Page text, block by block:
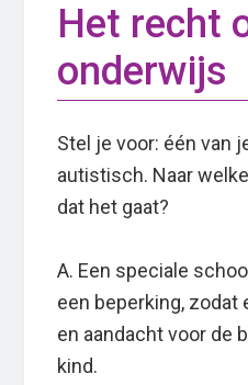
Het recht
onderwijs
Stel je voor: één van
autistisch. Naar
dat het gaat?
A. Een speciale
een beperking, zodat
en aandacht voor de
kind.